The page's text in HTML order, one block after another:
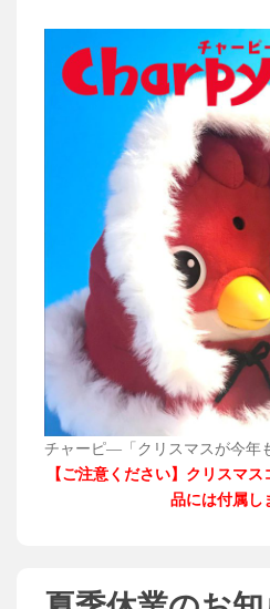
チャーピ―「クリスマスが今年
【ご注意ください】クリスマ
品には付属し